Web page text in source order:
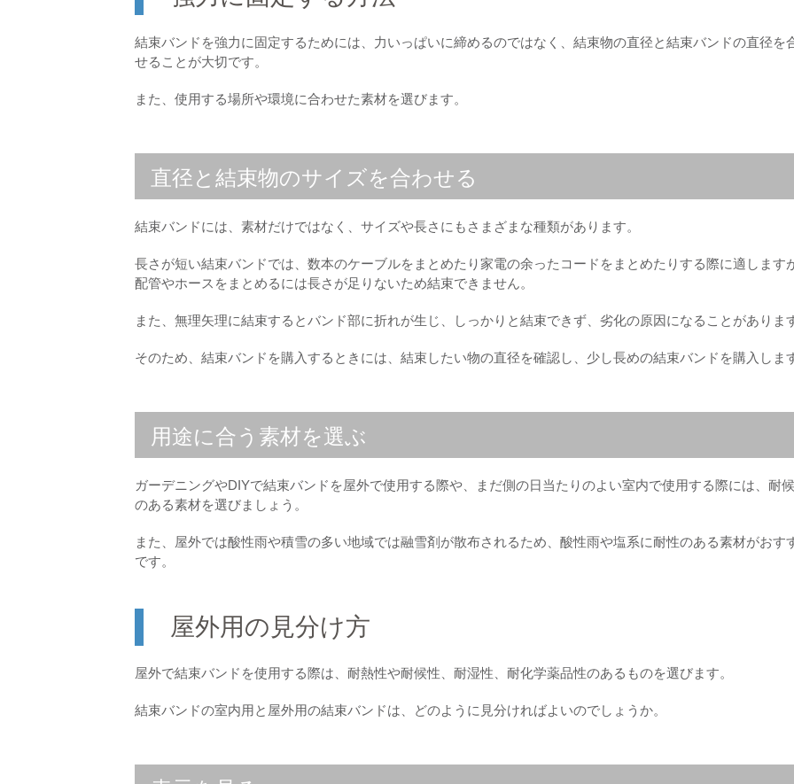
結束バンドを強力に固定するためには、力いっぱいに締めるのではなく、結束物の直径と結束バンドの直径を
せることが大切です。
また、使用する場所や環境に合わせた素材を選びます。
直径と結束物のサイズを合わせる
結束バンドには、素材だけではなく、サイズや長さにもさまざまな種類があります。
長さが短い結束バンドでは、数本のケーブルをまとめたり家電の余ったコードをまとめたりする際に適します
配管やホースをまとめるには長さが足りないため結束できません。
また、無理矢理に結束するとバンド部に折れが生じ、しっかりと結束できず、劣化の原因になることがありま
そのため、結束バンドを購入するときには、結束したい物の直径を確認し、少し長めの結束バンドを購入しま
用途に合う素材を選ぶ
ガーデニングやDIYで結束バンドを屋外で使用する際や、まだ側の日当たりのよい室内で使用する際には、耐
のある素材を選びましょう。
また、屋外では酸性雨や積雪の多い地域では融雪剤が散布されるため、酸性雨や塩系に耐性のある素材がおす
です。
屋外用の見分け方
屋外で結束バンドを使用する際は、耐熱性や耐候性、耐湿性、耐化学薬品性のあるものを選びます。
結束バンドの室内用と屋外用の結束バンドは、どのように見分ければよいのでしょうか。